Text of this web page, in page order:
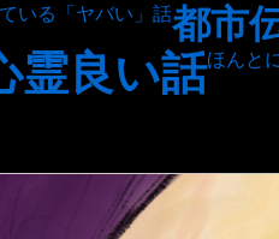
いる「ヤバい」話都市
霊良い話ほんと